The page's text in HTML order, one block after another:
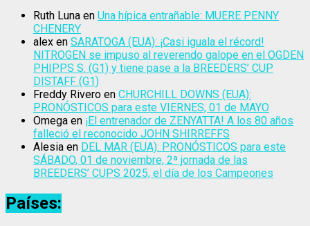
Ruth Luna en Una hípica entrañable: MUERE PENNY
CHENERY
alex en SARATOGA (EUA): ¡Casi iguala el récord!
NITROGEN se impuso al reverendo galope en el OGDEN
PHIPPS S. (G1) y tiene pase a la BREEDERS’ CUP
DISTAFF (G1)
Freddy Rivero en CHURCHILL DOWNS (EUA):
PRONÓSTICOS para este VIERNES, 01 de MAYO
Omega en ¡El entrenador de ZENYATTA! A los 80 años
falleció el reconocido JOHN SHIRREFFS
Alesia en DEL MAR (EUA): PRONÓSTICOS para este
SÁBADO, 01 de noviembre, 2ª jornada de las
BREEDERS’ CUPS 2025, el día de los Campeones
Países: